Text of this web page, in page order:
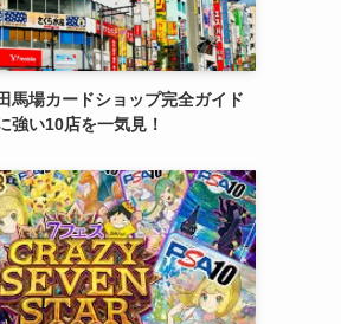
馬場カードショップ完全ガイド
強い10店を一気見！